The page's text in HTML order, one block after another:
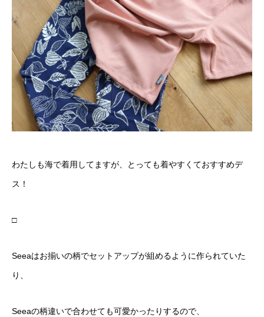
わたしも海で着用してますが、とっても着やすくておすすめデ
ス！
□
Seeaはお揃いの柄でセットアップが組めるように作られていた
り、
Seeaの柄違いで合わせても可愛かったりするので、